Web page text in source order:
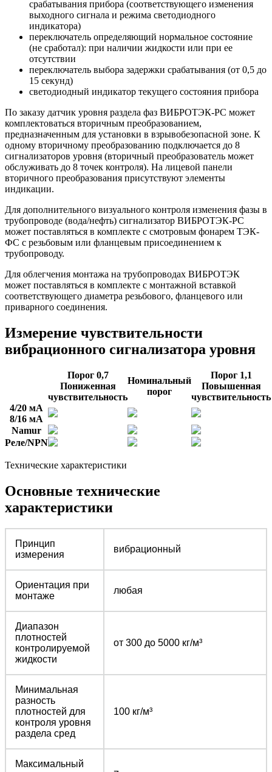
срабатывания прибора (соответствующего изменения
выходного сигнала и режима светодиодного
индикатора)
переключатель определяющий нормальное состояние
(не сработал): при наличии жидкости или при ее
отсутствии
переключатель выбора задержки срабатывания (от 0,5 до
15 секунд)
светодиодный индикатор текущего состояния прибора
По заказу датчик уровня раздела фаз ВИБРОТЭК-РС может
комплектоваться вторичным преобразованием,
предназначенным для установки в взрывобезопасной зоне. К
одному вторичному преобразованию подключается до 8
сигнализаторов уровня (вторичный преобразователь может
обслуживать до 8 точек контроля). На лицевой панели
вторичного преобразования присутствуют элементы
индикации.
Для дополнительного визуального контроля изменения фазы в
трубопроводе (вода/нефть) сигнализатор ВИБРОТЭК-РС
может поставляться в комплекте с смотровым фонарем ТЭК-
ФС с резьбовым или фланцевым присоединением к
трубопроводу.
Для облегчения монтажа на трубопроводах ВИБРОТЭК
может поставляться в комплекте с монтажной вставкой
соответствующего диаметра резьбового, фланцевого или
приварного соединения.
Измерение чувствительности
вибрационного сигнализатора уровня
Порог 0,7
Пониженная
чувствительность
Номинальный
порог
Порог 1,1
Повышенная
чувствительность
4/20 мА
8/16 мА
Namur
Реле/NPN
Технические характеристики
Основные технические
характеристики
Принцип
измерения
вибрационный
Ориентация при
монтаже
любая
Диапазон
плотностей
контролируемой
жидкости
от 300 до 5000 кг/м³
Минимальная
разность
плотностей для
контроля уровня
раздела сред
100 кг/м³
Максимальный